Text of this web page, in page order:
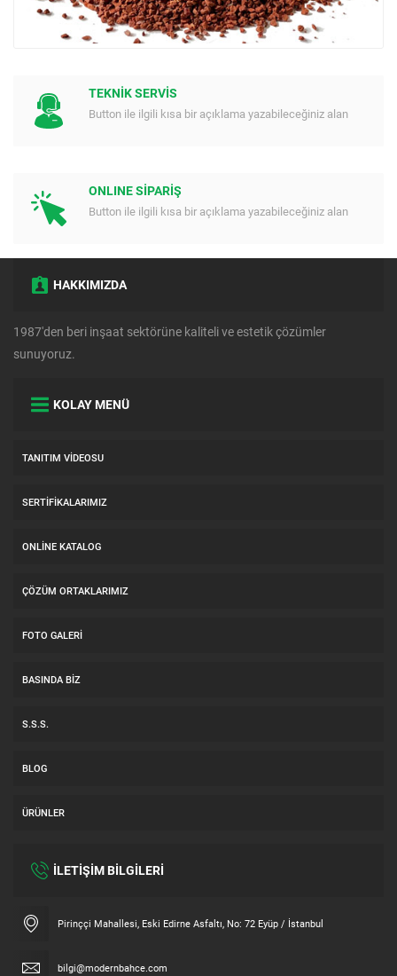
TEKNİK SERVİS
Button ile ilgili kısa bir açıklama yazabileceğiniz alan
ONLINE SİPARİŞ
Button ile ilgili kısa bir açıklama yazabileceğiniz alan
HAKKIMIZDA
1987'den beri inşaat sektörüne kaliteli ve estetik çözümler
sunuyoruz.
KOLAY MENÜ
TANITIM VIDEOSU
SERTIFIKALARIMIZ
ONLINE KATALOG
ÇÖZÜM ORTAKLARIMIZ
FOTO GALERI
BASINDA BIZ
S.S.S.
BLOG
ÜRÜNLER
İLETİŞİM BİLGİLERİ
Pirinççi Mahallesi, Eski Edirne Asfaltı, No: 72 Eyüp / İstanbul
bilgi@modernbahce.com